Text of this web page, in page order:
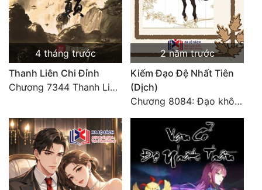
Sát Phạt Quyết Đoán
Điềm Đạm
4 tháng trước
Thanh Liên Chi Đỉnh
Chương 7344 Thanh Liên đỉnh (Đại kết cục) (2) HẾT.
2 năm trước
Kiếm Đạo Đệ Nhất Tiên
(Dịch)
Chương 8084: Đạo không bờ bến (Đại kết cục) (10)